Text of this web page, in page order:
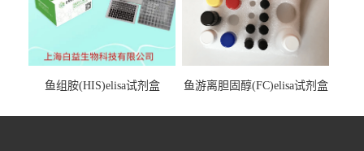
鱼组胺(HIS)elisa试剂盒 鱼游离胆固醇(FC)elisa试剂盒